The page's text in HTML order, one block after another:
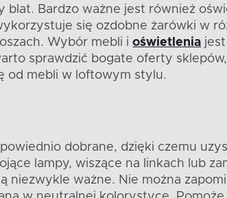
blat. Bardzo ważne jest również
się ozdobne żarówki w
Wybór mebli ioświetlenia
sprawdzić bogate oferty
od mebli w loftowym stylu.
dobrane, dzięki czemu
lampy, wiszące na linkach lub
niezwykle ważne. Nie można